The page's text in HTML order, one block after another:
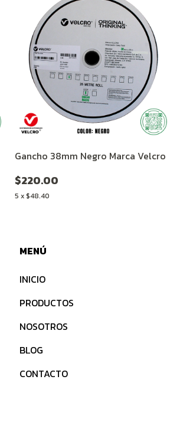
Gancho 38mm Negro Marca Velcro
$220.00
5 x$48.40
MENÚ
INICIO
PRODUCTOS
NOSOTROS
BLOG
CONTACTO